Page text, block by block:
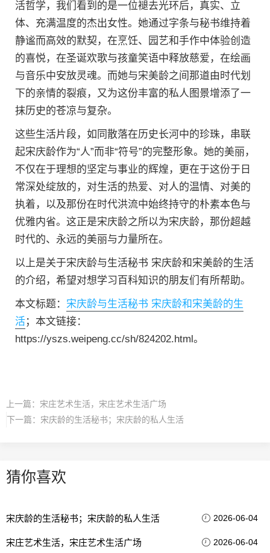
活哲学，我们看到的是一位褪去光环后，真实、立
体、充满温度的杰出女性。她通过字条与秘书维持着
静谧而高效的默契，在烹饪、园艺和手作中体验创造
的喜悦，在圣诞欢歌与孩童笑语中释放慈爱，在绘画
与音乐中安放灵魂。而她与宋美龄之间那道由时代划
下的亲情的裂痕，又为这份丰富的私人图景增添了一
抹历史的苍凉与复杂。
这些生活片段，如同散落在历史长河中的珍珠，串联
起宋庆龄作为“人”而非“符号”的完整形象。她的美丽，
不仅在于理想的坚定与事业的辉煌，更在于这份于日
常深处绽放的，对生活的热爱、对人的温情、对美的
执着，以及那份在时代洪流中始终持守的朴素本色与
优雅内省。这正是宋庆龄之所以为宋庆龄，那份超越
时代的、永远的美丽与力量所在。
以上是关于宋庆龄与生活秘书 宋庆龄和宋美龄的生活
的介绍，希望对想学习百科知识的朋友们有所帮助。
本文标题： 宋庆龄与生活秘书 宋庆龄和宋美龄的生
活；本文链接：
https://yszs.weipeng.cc/sh/824202.html。
上一篇： 宋庄艺术生活，宋庄艺术生活广场
下一篇： 宋庆龄的生活秘书；宋庆龄的私人生活
猜你喜欢
宋庆龄的生活秘书；宋庆龄的私人生活 2026-06-04
宋庄艺术生活，宋庄艺术生活广场 2026-06-04